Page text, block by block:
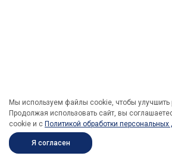
Мы используем файлы cookie, чтобы улучшить
Продолжая использовать сайт, вы
cookie и c Политикой обработки
Я согласен